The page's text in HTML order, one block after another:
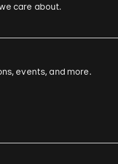
care about.
events, and more.